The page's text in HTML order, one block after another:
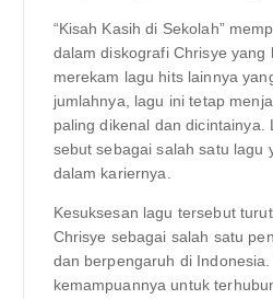
“Kisah Kasih di Sekolah”
dalam diskografi Chrisye yang
merekam lagu hits lainnya
jumlahnya, lagu ini tetap
paling dikenal dan dicintainya.
sebut sebagai salah satu lagu
dalam kariernya.
Kesuksesan lagu tersebut
Chrisye sebagai salah satu
dan berpengaruh di
kemampuannya untuk